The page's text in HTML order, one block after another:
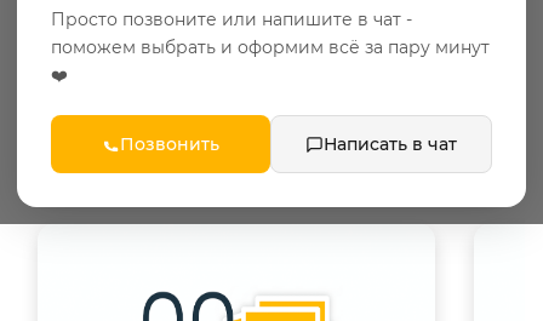
ВОЙТИ
Просто позвоните или напишите в чат -
поможем выбрать и оформим всё за пару минут
❤️
Позвонить Написать в чат